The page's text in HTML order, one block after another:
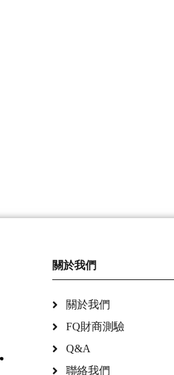
關於我們
關於我們
FQ財商測驗
Q&A
聯絡我們